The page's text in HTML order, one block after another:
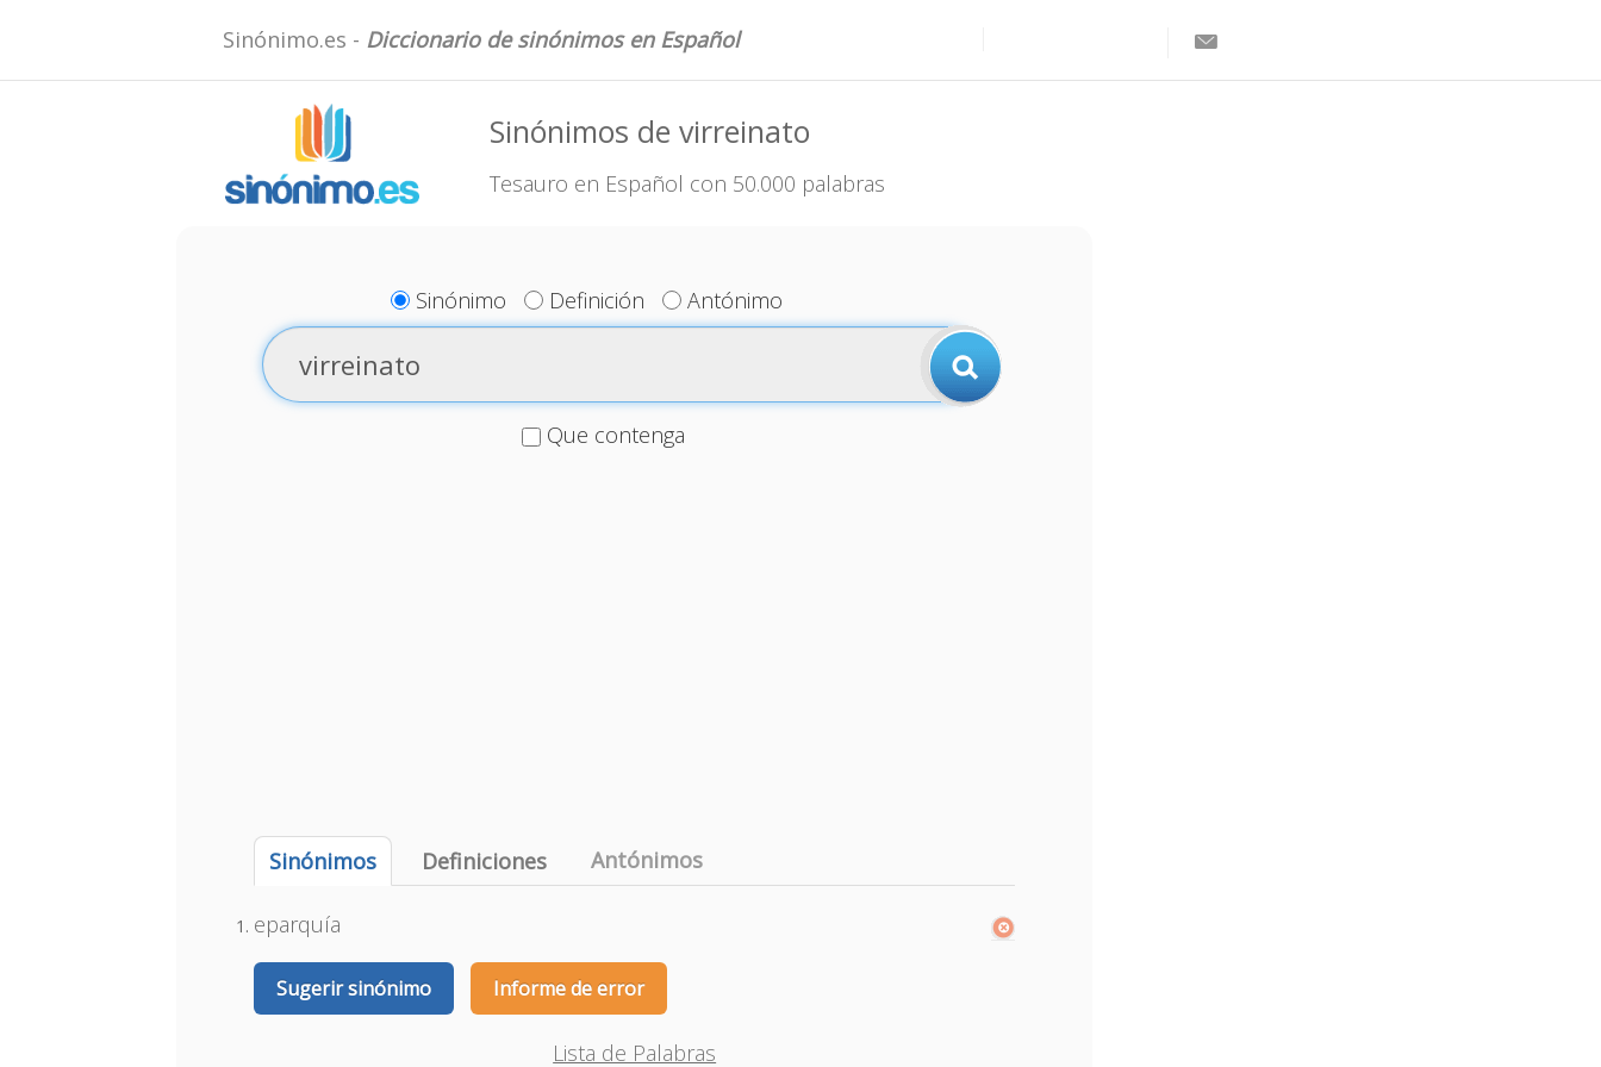
Sinónimo.es - Diccionario de sinónimos en Español
Sinónimos de virreinato
Tesauro en Español con 50.000 palabras
Sinónimo Definición Antónimo
Que contenga
Sinónimos Definiciones Antónimos
eparquía
Sugerir sinónimo Informe de error
Lista de Palabras